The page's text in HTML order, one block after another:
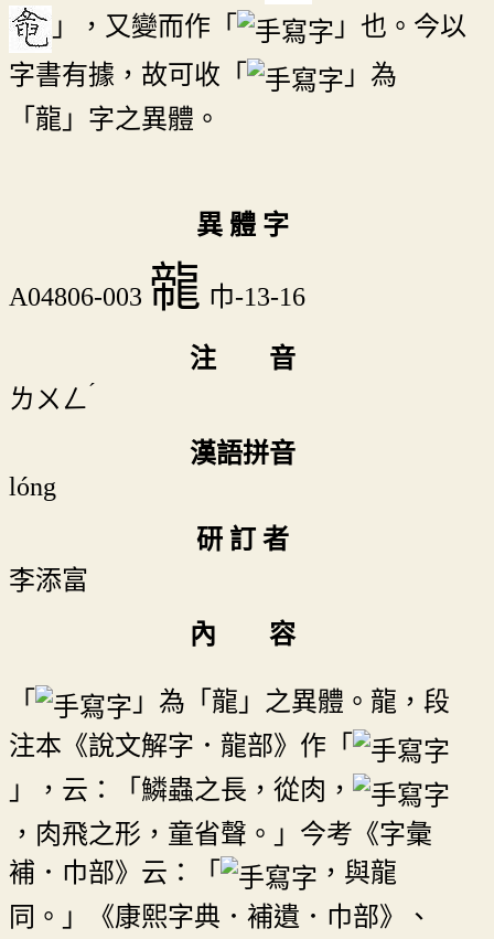
」，又變而作「
」也。今以
字書有據，故可收「
」為
「龍」字之異體。
異 體 字
A04806-003 㡣 巾-13-16
注 音
ㄌㄨㄥˊ
漢語拼音
lóng
研 訂 者
李添富
內 容
「
」為「龍」之異體。龍，段
注本《說文解字．龍部》作「
」，云：「鱗蟲之長，從肉，
，肉飛之形，童省聲。」今考《字彙
補．巾部》云：「
，與龍
同。」《康熙字典．補遺．巾部》、